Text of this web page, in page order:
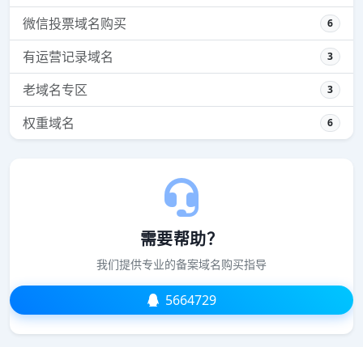
微信投票域名购买 6
有运营记录域名 3
老域名专区 3
权重域名 6
需要帮助？
我们提供专业的备案域名购买指导
5664729